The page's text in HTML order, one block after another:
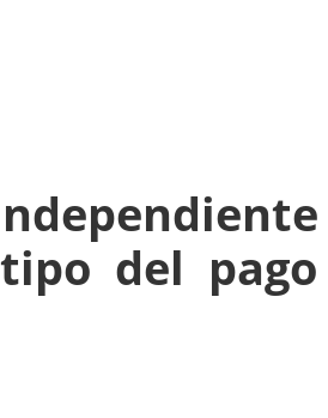
del pago